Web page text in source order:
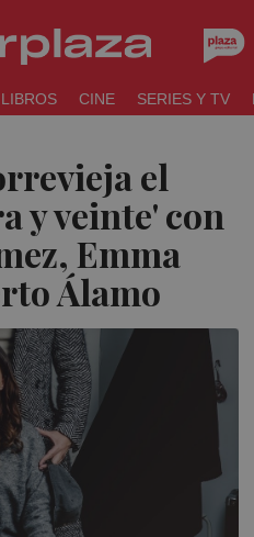
LIBROS CINE SERIES Y TV
el
y veinte' con
Emma
Álamo